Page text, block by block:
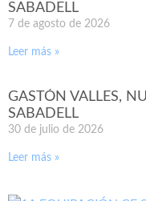
SABADELL
7 de agosto de 2026
Leer más »
GASTÓN VALLES,
SABADELL
30 de julio de 2026
Leer más »